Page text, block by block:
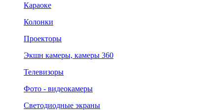
Караоке
Колонки
Проекторы
Экшн камеры, камеры 360
Телевизоры
Фото - видеокамеры
Светодиодные экраны